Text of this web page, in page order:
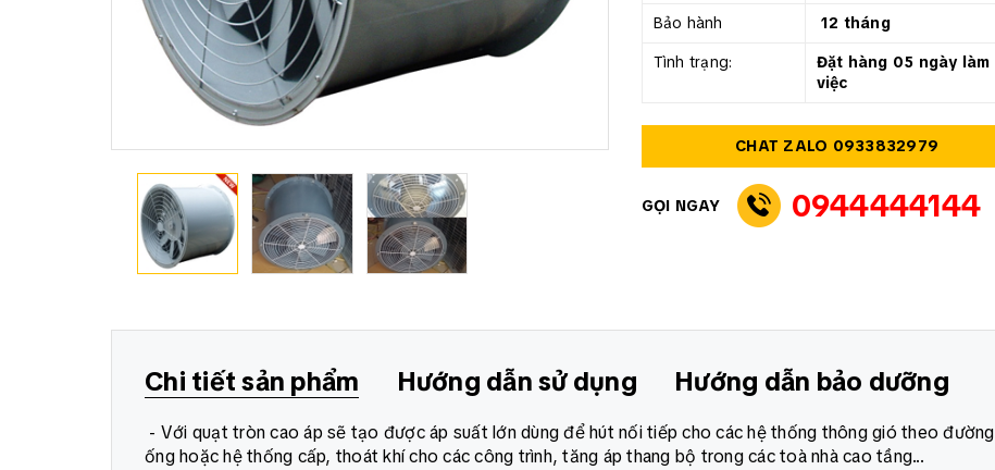
Bảo hành
12 tháng
Tình trạng:
Đặt hàng 05 ngày làm
việc
CHAT ZALO 0933832979
GỌI NGAY 0944444144
Chi tiết sản phẩm Hướng dẫn sử dụng Hướng dẫn bảo dưỡng
- Với quạt tròn cao áp sẽ tạo được áp suất lớn dùng để hút nối tiếp cho các hệ thống thông gió theo đường
ống hoặc hệ thống cấp, thoát khí cho các công trình, tăng áp thang bộ trong các toà nhà cao tầng...